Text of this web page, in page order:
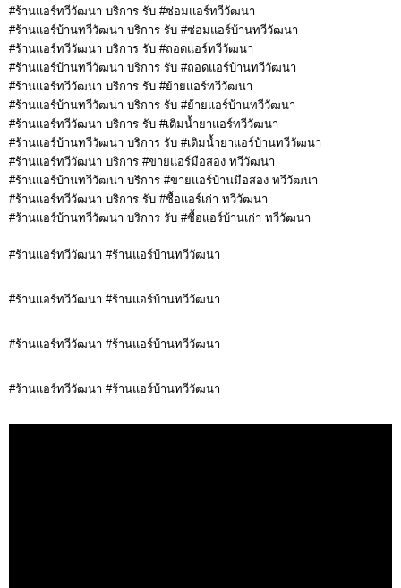
#ร้านแอร์ทวีวัฒนา บริการ รับ #ซ่อมแอร์ทวีวัฒนา
#ร้านแอร์บ้านทวีวัฒนา บริการ รับ #ซ่อมแอร์บ้านทวีวัฒนา
#ร้านแอร์ทวีวัฒนา บริการ รับ #ถอดแอร์ทวีวัฒนา
#ร้านแอร์บ้านทวีวัฒนา บริการ รับ #ถอดแอร์บ้านทวีวัฒนา
#ร้านแอร์ทวีวัฒนา บริการ รับ #ย้ายแอร์ทวีวัฒนา
#ร้านแอร์บ้านทวีวัฒนา บริการ รับ #ย้ายแอร์บ้านทวีวัฒนา
#ร้านแอร์ทวีวัฒนา บริการ รับ #เติมน้ำยาแอร์ทวีวัฒนา
#ร้านแอร์บ้านทวีวัฒนา บริการ รับ #เติมน้ำยาแอร์บ้านทวีวัฒนา
#ร้านแอร์ทวีวัฒนา บริการ #ขายแอร์มือสอง ทวีวัฒนา
#ร้านแอร์บ้านทวีวัฒนา บริการ #ขายแอร์บ้านมือสอง ทวีวัฒนา
#ร้านแอร์ทวีวัฒนา บริการ รับ #ซื้อแอร์เก่า ทวีวัฒนา
#ร้านแอร์บ้านทวีวัฒนา บริการ รับ #ซื้อแอร์บ้านเก่า ทวีวัฒนา
#ร้านแอร์ทวีวัฒนา #ร้านแอร์บ้านทวีวัฒนา
#ร้านแอร์ทวีวัฒนา #ร้านแอร์บ้านทวีวัฒนา
#ร้านแอร์ทวีวัฒนา #ร้านแอร์บ้านทวีวัฒนา
#ร้านแอร์ทวีวัฒนา #ร้านแอร์บ้านทวีวัฒนา